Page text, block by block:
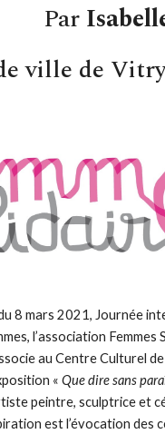
Par
ville de
8 mars 2021, Journée
l’association Femmes
au Centre Culturel
«Que dire sans
peintre, sculptrice et
est l’évocation des